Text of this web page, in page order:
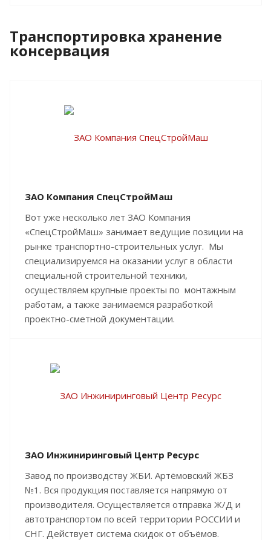
Транспортировка хранение
консервация
ЗАО Компания СпецСтройМаш
Вот уже несколько лет ЗАО Компания
«СпецСтройМаш» занимает ведущие позиции на
рынке транспортно-строительных услуг. Мы
специализируемся на оказании услуг в области
специальной строительной техники,
осуществляем крупные проекты по монтажным
работам, а также занимаемся разработкой
проектно-сметной документации.
ЗАО Инжиниринговый Центр Ресурс
Завод по производству ЖБИ. Артёмовский ЖБЗ
№1. Вся продукция поставляется напрямую от
производителя. Осуществляется отправка Ж/Д и
автотранспортом по всей территории РОССИИ и
СНГ. Действует система скидок от объёмов.